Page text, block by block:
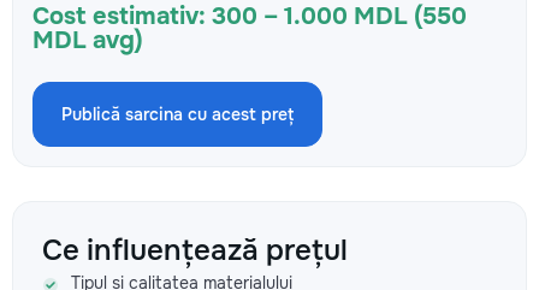
Cost estimativ: 300 – 1.000 MDL (550
MDL avg)
Publică sarcina cu acest preț
Ce influențează prețul
Tipul și calitatea materialului